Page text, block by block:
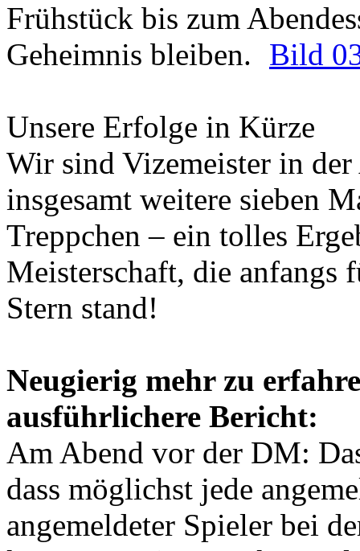
Frühstück bis zum
Geheimnis bleiben. Bild
Unsere Erfolge in Kürze
Wir sind Vizemeister in
insgesamt weitere sieben
Treppchen – ein tolles
Meisterschaft, die anfangs
Stern stand!
Neugierig mehr zu
ausführlichere Bericht:
Am Abend vor der DM:
dass möglichst jede
angemeldeter Spieler bei